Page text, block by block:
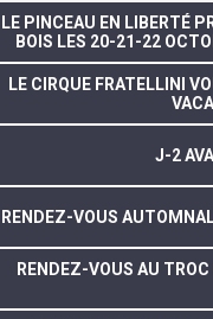
LE PINCEAU EN LIBERTÉ
BOIS LES 20-21-22
LE CIRQUE FRATELLINI
J-2
RENDEZ-VOUS
RENDEZ-VOUS AU